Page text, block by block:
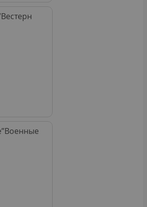
Вестерн
Военные